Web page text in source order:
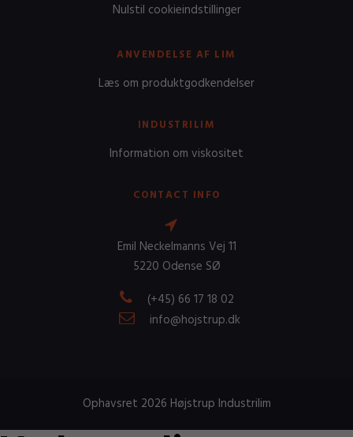
Nulstil cookieindstillinger
ANVENDELSE AF LIM
Læs om produktgodkendelser
INDUSTRILIM
Information om viskositet
CONTACT INFO
Emil Neckelmanns Vej 11
5220 Odense SØ
(+45) 66 17 18 02
info@hojstrup.dk
Ophavsret 2026 Højstrup Industrilim